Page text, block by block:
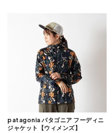
patagonia パタゴニア フーディニ
ジャケット【ウィメンズ】